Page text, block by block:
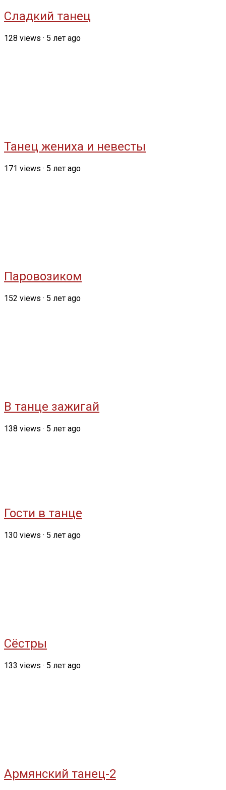
Сладкий танец
128 views · 5 лет ago
Танец жениха и невесты
171 views · 5 лет ago
Паровозиком
152 views · 5 лет ago
В танце зажигай
138 views · 5 лет ago
Гости в танце
130 views · 5 лет ago
Сёстры
133 views · 5 лет ago
Армянский танец-2